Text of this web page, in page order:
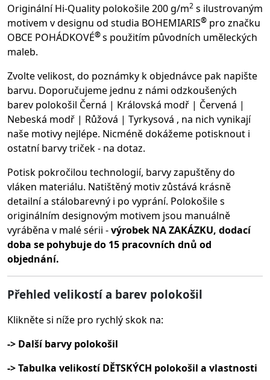
Originální Hi-Quality polokošile 200 g/m2 s ilustrovaným
motivem v designu od studia BOHEMIARIS® pro značku
OBCE POHÁDKOVÉ®s použitím původních uměleckých
maleb.
Zvolte velikost, do poznámky k objednávce pak napište
barvu. Doporučujeme jednu z námi odzkoušených
barev polokošil Černá | Královská modř | Červená |
Nebeská modř | Růžová | Tyrkysová , na nich vynikají
naše motivy nejlépe. Nicméně dokážeme potisknout i
ostatní barvy triček - na dotaz.
Potisk pokročilou technologií, barvy zapuštěny do
vláken materiálu. Natištěný motiv zůstává krásně
detailní a stálobarevný i po vyprání. Polokošile s
originálním designovým motivem jsou manuálně
vyráběna v malé sérii -výrobek NA ZAKÁZKU, dodací
doba se pohybuje do 15 pracovních dnů od
objednání.
Přehled velikostí a barev polokošil
Klikněte si níže pro rychlý skok na:
-> Další barvy polokošil
-> Tabulka velikostí DĚTSKÝCH polokošil a vlastnosti